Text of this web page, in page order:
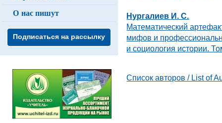
Нургалиев И. С.
Математический
мифов и
и социология истории.
Список авторов / List of
О нас пишут
Подписаться на рассылку